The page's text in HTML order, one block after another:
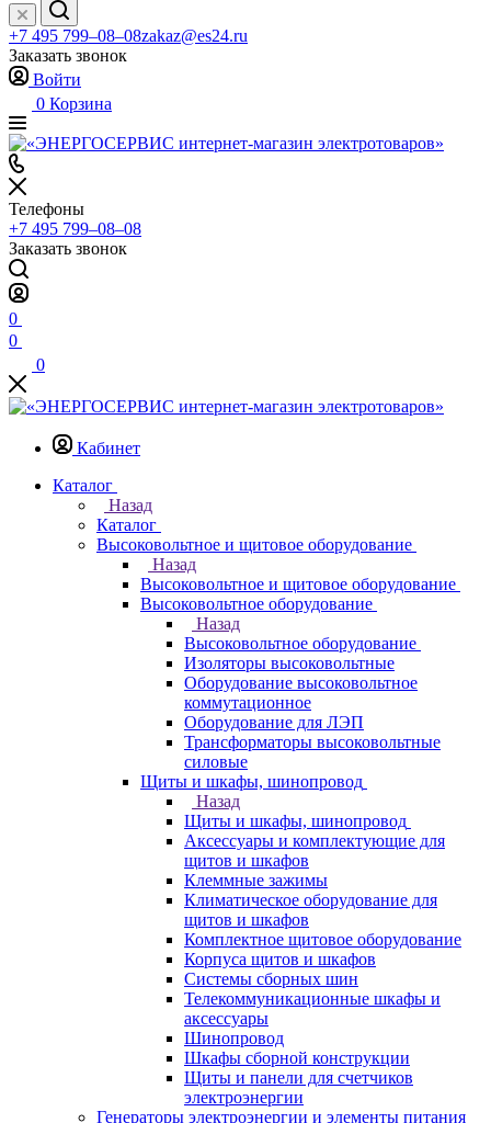
+7 495 799–08–08zakaz@es24.ru
Заказать звонок
Войти
0 Корзина
Телефоны
+7 495 799–08–08
Заказать звонок
0
0
0
Кабинет
Каталог
Назад
Каталог
Высоковольтное и щитовое оборудование
Назад
Высоковольтное и щитовое оборудование
Высоковольтное оборудование
Назад
Высоковольтное оборудование
Изоляторы высоковольтные
Оборудование высоковольтное
коммутационное
Оборудование для ЛЭП
Трансформаторы высоковольтные
силовые
Щиты и шкафы, шинопровод
Назад
Щиты и шкафы, шинопровод
Аксессуары и комплектующие для
щитов и шкафов
Клеммные зажимы
Климатическое оборудование для
щитов и шкафов
Комплектное щитовое оборудование
Корпуса щитов и шкафов
Системы сборных шин
Телекоммуникационные шкафы и
аксессуары
Шинопровод
Шкафы сборной конструкции
Щиты и панели для счетчиков
электроэнергии
Генераторы электроэнергии и элементы питания